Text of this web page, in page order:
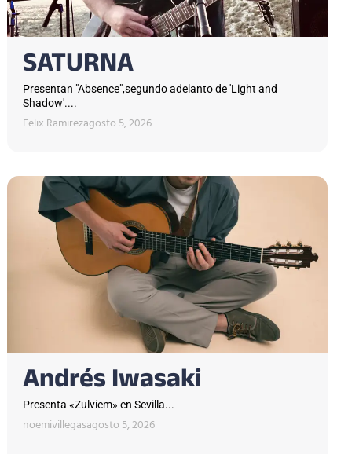
SATURNA
Presentan "Absence",segundo adelanto de 'Light and
Shadow'....
Felix Ramirezagosto 5, 2026
Andrés Iwasaki
Presenta «Zulviem» en Sevilla...
noemivillegasagosto 5, 2026